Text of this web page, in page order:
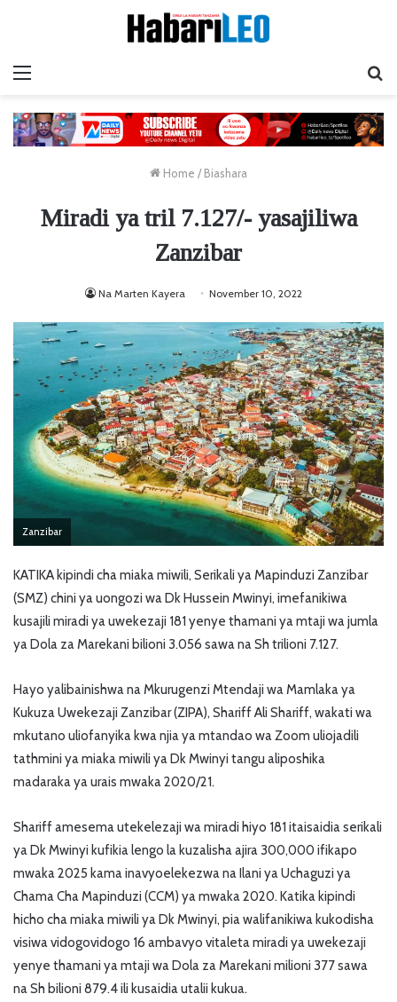
Home / Biashara
Miradi ya tril 7.127/- yasajiliwa
Zanzibar
Na Marten Kayera November 10, 2022
Zanzibar
KATIKA kipindi cha miaka miwili, Serikali ya Mapinduzi Zanzibar
(SMZ) chini ya uongozi wa Dk Hussein Mwinyi, imefanikiwa
kusajili miradi ya uwekezaji 181 yenye thamani ya mtaji wa jumla
ya Dola za Marekani bilioni 3.056 sawa na Sh trilioni 7.127.
Hayo yalibainishwa na Mkurugenzi Mtendaji wa Mamlaka ya
Kukuza Uwekezaji Zanzibar (ZIPA), Shariff Ali Shariff, wakati wa
mkutano uliofanyika kwa njia ya mtandao wa Zoom uliojadili
tathmini ya miaka miwili ya Dk Mwinyi tangu aliposhika
madaraka ya urais mwaka 2020/21.
Shariff amesema utekelezaji wa miradi hiyo 181 itaisaidia serikali
ya Dk Mwinyi kufikia lengo la kuzalisha ajira 300,000 ifikapo
mwaka 2025 kama inavyoelekezwa na Ilani ya Uchaguzi ya
Chama Cha Mapinduzi (CCM) ya mwaka 2020. Katika kipindi
hicho cha miaka miwili ya Dk Mwinyi, pia walifanikiwa kukodisha
visiwa vidogovidogo 16 ambavyo vitaleta miradi ya uwekezaji
yenye thamani ya mtaji wa Dola za Marekani milioni 377 sawa
na Sh bilioni 879.4 ili kusaidia utalii kukua.